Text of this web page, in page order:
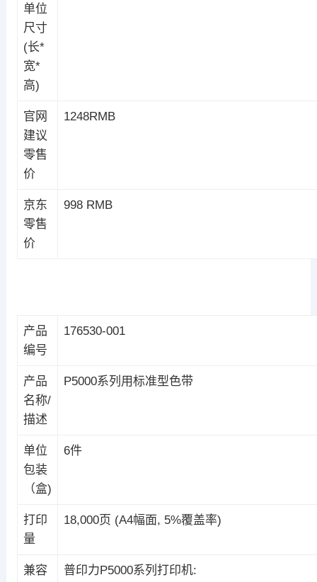
单位
尺寸
(长*
宽*
高)
官网
建议
零售
价
1248RMB
京东
零售
价
998 RMB
产品
编号
176530-001
产品
名称/
描述
P5000系列用标准型色带
单位
包装
（盒)
6件
打印
量
18,000页 (A4幅面, 5%覆盖率)
兼容
普印力P5000系列打印机: